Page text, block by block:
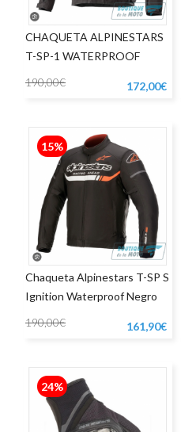
CHAQUETA ALPINESTARS
T-SP-1 WATERPROOF
190,00€ 172,00€
15%
Chaqueta Alpinestars T-SP S
Ignition Waterproof Negro
Rojo Flúor
190,00€ 161,90€
24%